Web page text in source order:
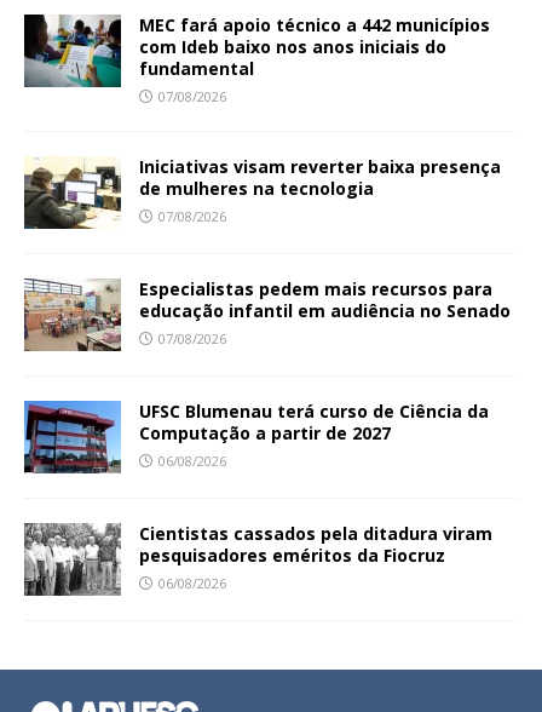
MEC fará apoio técnico a 442 municípios
com Ideb baixo nos anos iniciais do
fundamental
07/08/2026
Iniciativas visam reverter baixa presença
de mulheres na tecnologia
07/08/2026
Especialistas pedem mais recursos para
educação infantil em audiência no Senado
07/08/2026
UFSC Blumenau terá curso de Ciência da
Computação a partir de 2027
06/08/2026
Cientistas cassados pela ditadura viram
pesquisadores eméritos da Fiocruz
06/08/2026